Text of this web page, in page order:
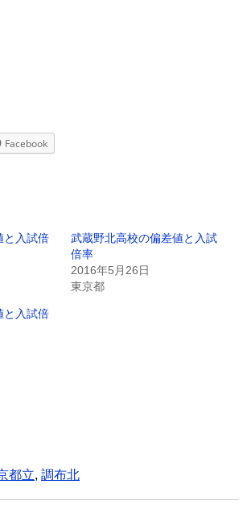
Facebook
と入試倍
武蔵野北高校の偏差値と入試
倍率
2016年5月26日
東京都
と入試倍
都立, 調布北